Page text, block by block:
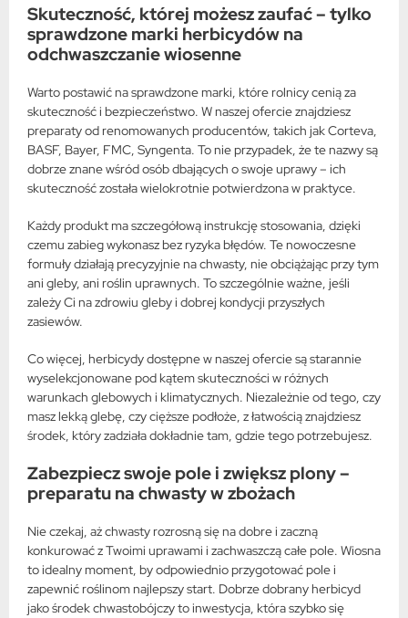
Skuteczność, której możesz zaufać – tylko
sprawdzone marki herbicydów na
odchwaszczanie wiosenne
Warto postawić na sprawdzone marki, które rolnicy cenią za
skuteczność i bezpieczeństwo. W naszej ofercie znajdziesz
preparaty od renomowanych producentów, takich jak Corteva,
BASF, Bayer, FMC, Syngenta. To nie przypadek, że te nazwy są
dobrze znane wśród osób dbających o swoje uprawy – ich
skuteczność została wielokrotnie potwierdzona w praktyce.
Każdy produkt ma szczegółową instrukcję stosowania, dzięki
czemu zabieg wykonasz bez ryzyka błędów. Te nowoczesne
formuły działają precyzyjnie na chwasty, nie obciążając przy tym
ani gleby, ani roślin uprawnych. To szczególnie ważne, jeśli
zależy Ci na zdrowiu gleby i dobrej kondycji przyszłych
zasiewów.
Co więcej, herbicydy dostępne w naszej ofercie są starannie
wyselekcjonowane pod kątem skuteczności w różnych
warunkach glebowych i klimatycznych. Niezależnie od tego, czy
masz lekką glebę, czy cięższe podłoże, z łatwością znajdziesz
środek, który zadziała dokładnie tam, gdzie tego potrzebujesz.
Zabezpiecz swoje pole i zwiększ plony –
preparatu na chwasty w zbożach
Nie czekaj, aż chwasty rozrosną się na dobre i zaczną
konkurować z Twoimi uprawami i zachwaszczą całe pole. Wiosna
to idealny moment, by odpowiednio przygotować pole i
zapewnić roślinom najlepszy start. Dobrze dobrany herbicyd
jako środek chwastobójczy to inwestycja, która szybko się